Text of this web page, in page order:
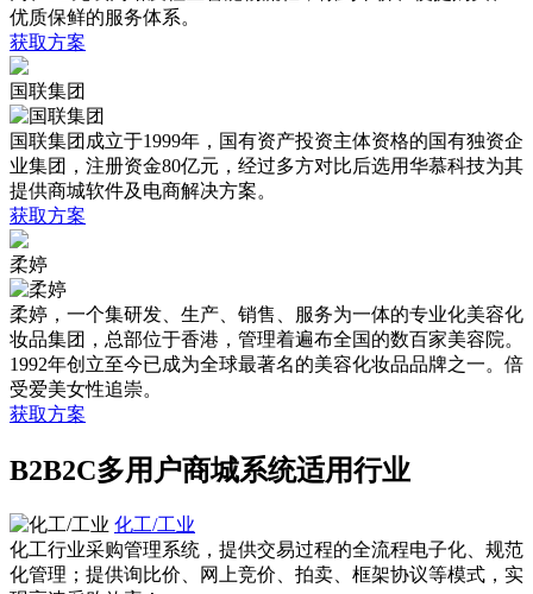
优质保鲜的服务体系。
获取方案
国联集团
国联集团成立于1999年，国有资产投资主体资格的国有独资企
业集团，注册资金80亿元，经过多方对比后选用华慕科技为其
提供商城软件及电商解决方案。
获取方案
柔婷
柔婷，一个集研发、生产、销售、服务为一体的专业化美容化
妆品集团，总部位于香港，管理着遍布全国的数百家美容院。
1992年创立至今已成为全球最著名的美容化妆品品牌之一。倍
受爱美女性追崇。
获取方案
B2B2C多用户商城系统适用行业
化工/工业
化工行业采购管理系统，提供交易过程的全流程电子化、规范
化管理；提供询比价、网上竞价、拍卖、框架协议等模式，实